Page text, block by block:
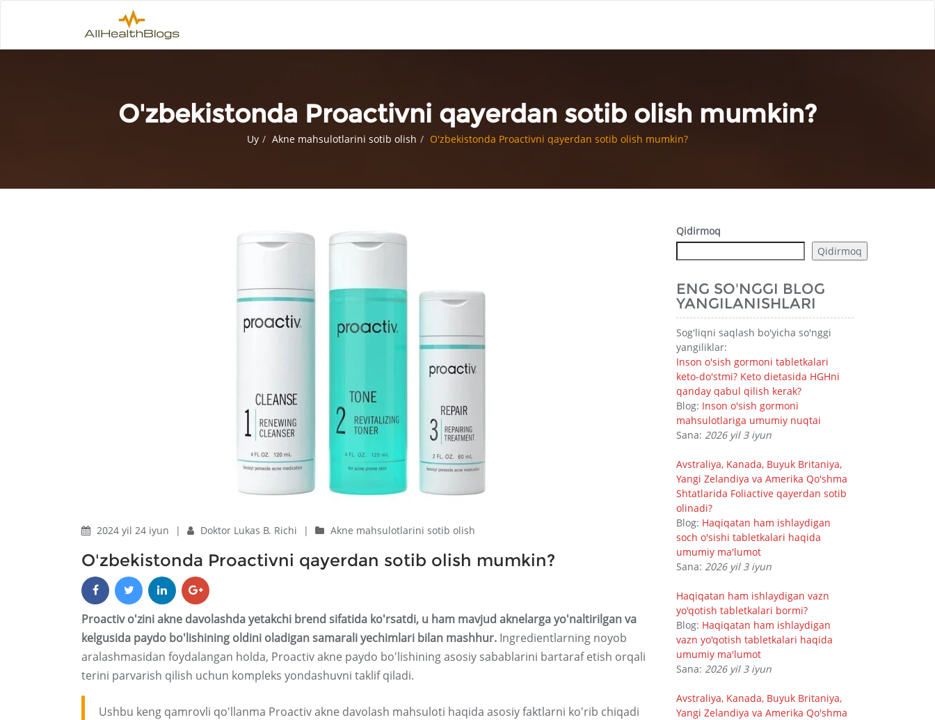
O'zbekistonda Proactivni qayerdan sotib olish mumkin?
Uy Akne mahsulotlarini sotib olish O'zbekistonda Proactivni qayerdan sotib olish mumkin?
2024 yil 24 iyun | Doktor Lukas B. Richi | Akne mahsulotlarini sotib olish
O'zbekistonda Proactivni qayerdan sotib olish mumkin?
Proactiv o'zini akne davolashda yetakchi brend sifatida ko'rsatdi, u ham mavjud aknelarga yo'naltirilgan va
kelgusida paydo bo'lishining oldini oladigan samarali yechimlari bilan mashhur. Ingredientlarning noyob
aralashmasidan foydalangan holda, Proactiv akne paydo bo'lishining asosiy sabablarini bartaraf etish orqali
terini parvarish qilish uchun kompleks yondashuvni taklif qiladi.
Ushbu keng qamrovli qo'llanma Proactiv akne davolash mahsuloti haqida asosiy faktlarni ko'rib chiqadi
Qidirmoq
Qidirmoq
ENG SO'NGGI BLOG
YANGILANISHLARI
Sog'liqni saqlash bo'yicha so'nggi
yangiliklar:
Inson o'sish gormoni tabletkalari
keto-do'stmi? Keto dietasida HGHni
qanday qabul qilish kerak?
Blog: Inson o'sish gormoni
mahsulotlariga umumiy nuqtai
Sana: 2026 yil 3 iyun
Avstraliya, Kanada, Buyuk Britaniya,
Yangi Zelandiya va Amerika Qo'shma
Shtatlarida Foliactive qayerdan sotib
olinadi?
Blog: Haqiqatan ham ishlaydigan
soch o'sishi tabletkalari haqida
umumiy ma'lumot
Sana: 2026 yil 3 iyun
Haqiqatan ham ishlaydigan vazn
yo'qotish tabletkalari bormi?
Blog: Haqiqatan ham ishlaydigan
vazn yo'qotish tabletkalari haqida
umumiy ma'lumot
Sana: 2026 yil 3 iyun
Avstraliya, Kanada, Buyuk Britaniya,
Yangi Zelandiya va Amerika Qo'shma